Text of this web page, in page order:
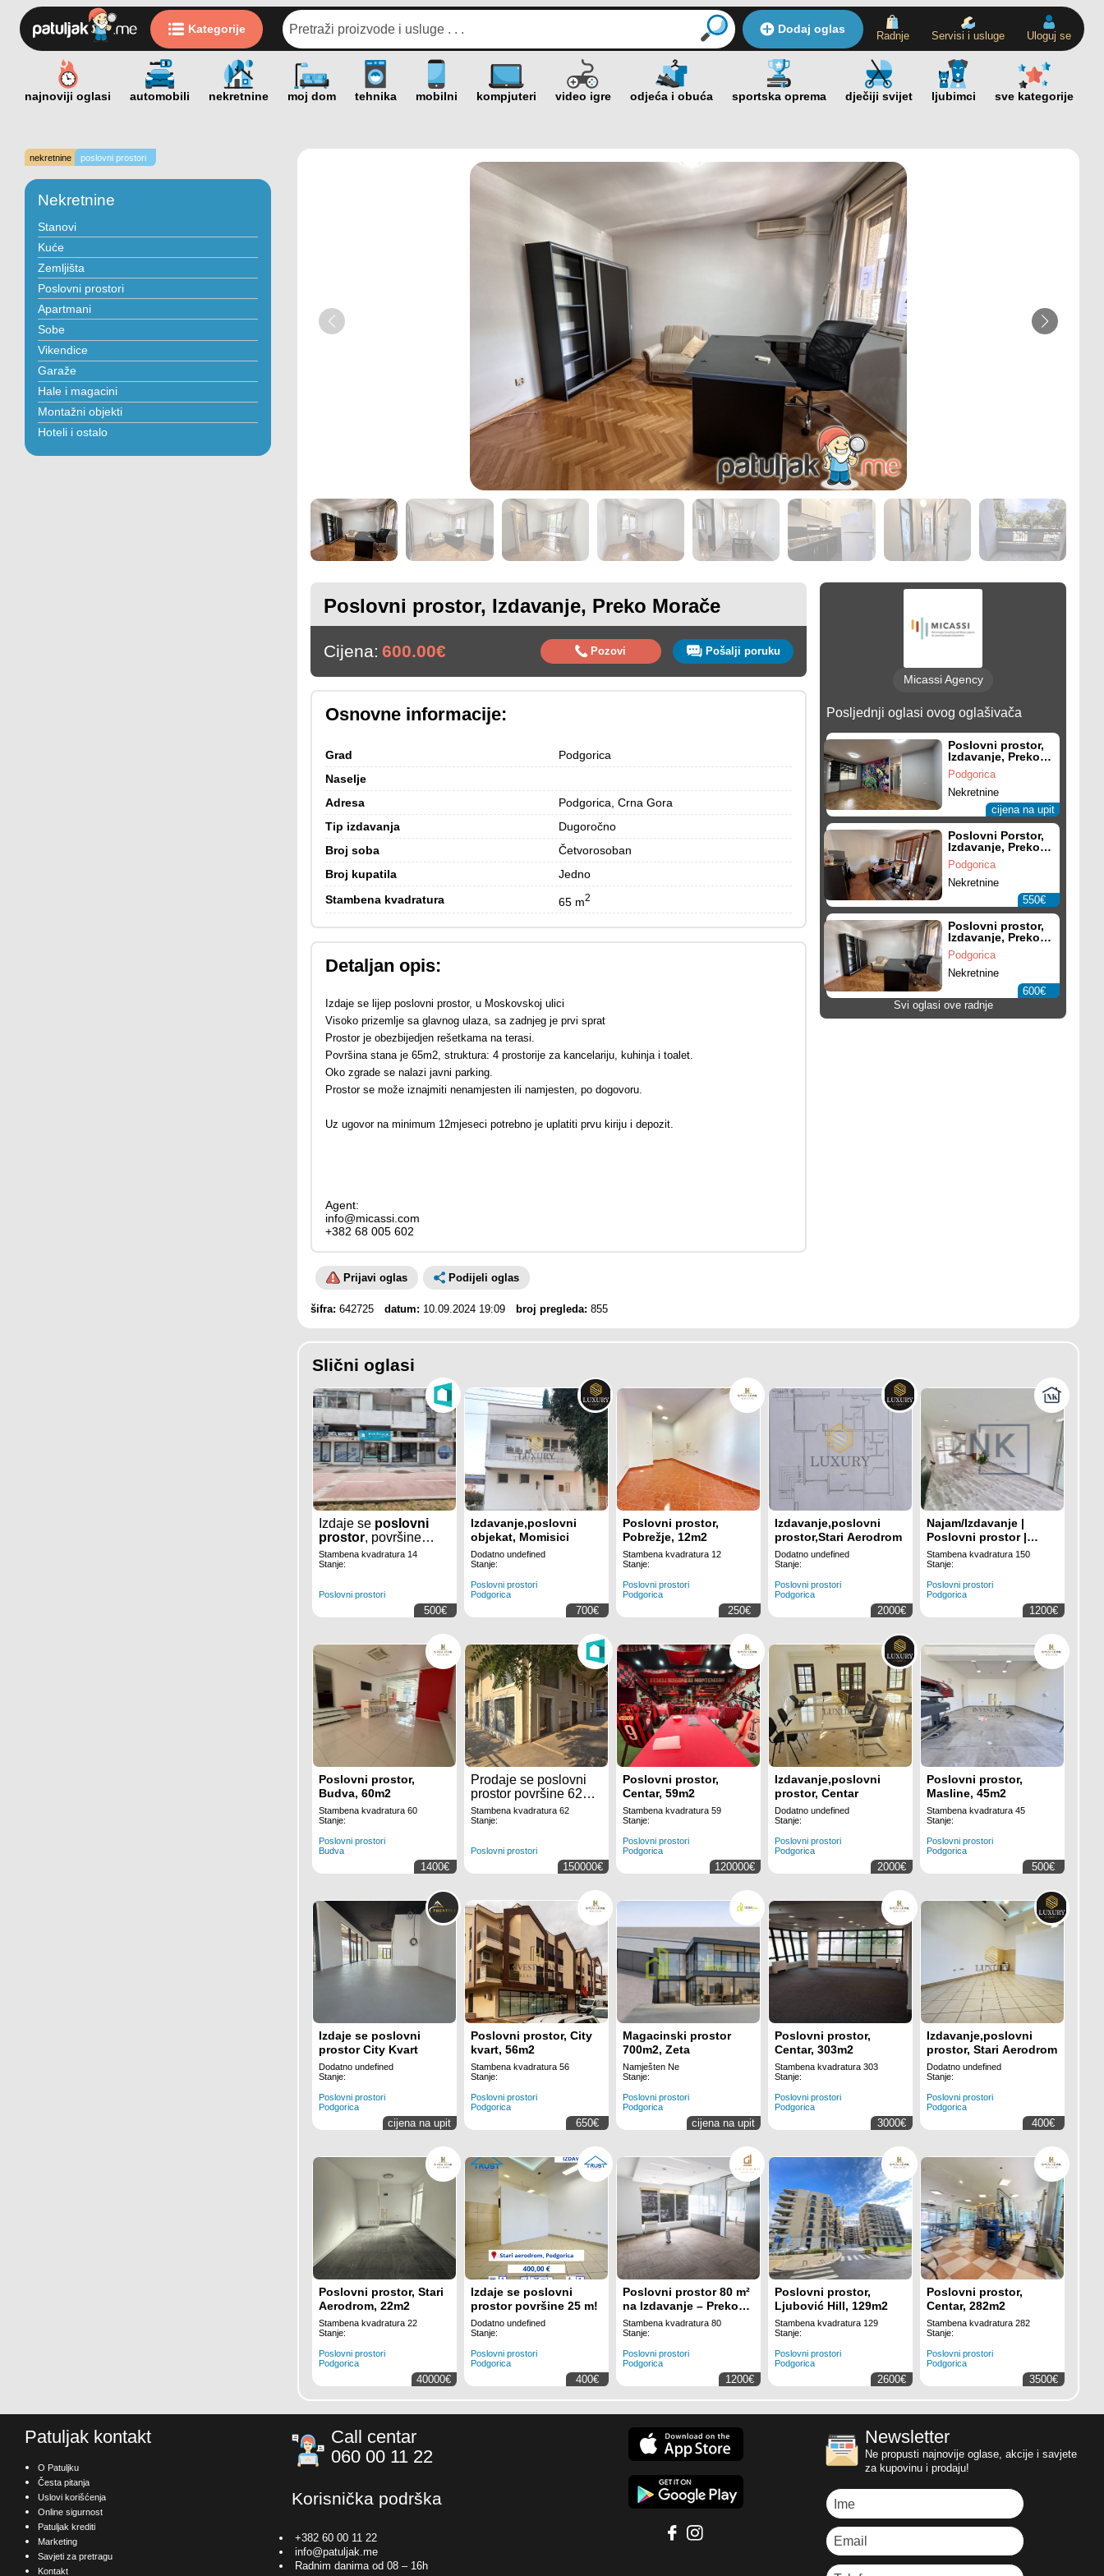
Kategorije Dodaj oglas
Radnje Servisi i usluge Uloguj se
nekretnine poslovni prostori
Nekretnine
Stanovi
Kuće
Zemljišta
Poslovni prostori
Apartmani
Sobe
Vikendice
Garaže
Hale i magacini
Montažni objekti
Hoteli i ostalo
Poslovni prostor, Izdavanje, Preko Morače
Cijena: 600.00€ Pozovi Pošalji poruku
Osnovne informacije:
Grad
Podgorica
Naselje
Adresa
Podgorica, Crna Gora
Tip izdavanja
Dugoročno
Broj soba
Četvorosoban
Broj kupatila
Jedno
Stambena kvadratura
65 m2
Detaljan opis:
Izdaje se lijep poslovni prostor, u Moskovskoj ulici
Visoko prizemlje sa glavnog ulaza, sa zadnjeg je prvi sprat
Prostor je obezbijedjen rešetkama na terasi.
Površina stana je 65m2, struktura: 4 prostorije za kancelariju, kuhinja i toalet.
Oko zgrade se nalazi javni parking.
Prostor se može iznajmiti nenamjesten ili namjesten, po dogovoru.
Uz ugovor na minimum 12mjeseci potrebno je uplatiti prvu kiriju i depozit.
Agent:
info@micassi.com
+382 68 005 602
Prijavi oglas Podijeli oglas
Micassi Agency
Posljednji oglasi ovog oglašivača
Poslovni prostor,
Izdavanje, Preko
Morače
Podgorica
Nekretnine
cijena na upit
Poslovni Porstor,
Izdavanje, Preko
Morače
Podgorica
Nekretnine
550€
Poslovni prostor,
Izdavanje, Preko
Morače
Podgorica
Nekretnine
600€
Svi oglasi ove radnje
šifra: 642725 datum: 10.09.2024 19:09 broj pregleda: 855
Slični oglasi
Izdaje se poslovni
prostor, površine
14m2, u dijelu grada
Preko
Stambena kvadratura 14
Stanje:
Poslovni prostori
500€
Izdavanje,poslovni
objekat, Momisici
Dodatno undefined
Stanje:
Poslovni prostori
Podgorica
700€
Poslovni prostor,
Pobrežje, 12m2
Stambena kvadratura 12
Stanje:
Poslovni prostori
Podgorica
250€
Izdavanje,poslovni
prostor,Stari Aerodrom
Dodatno undefined
Stanje:
Poslovni prostori
Podgorica
2000€
Najam/Izdavanje |
Poslovni prostor |
150m2 | Podgorica,
City Kvart
Stambena kvadratura 150
Stanje:
Poslovni prostori
Podgorica
1200€
Poslovni prostor,
Budva, 60m2
Stambena kvadratura 60
Stanje:
Poslovni prostori
Budva
1400€
Prodaje se poslovni
prostor površine 62m2
u naselju 1.maj preko
puta dječije bolnice u
Stambena kvadratura 62
Stanje:
Poslovni prostori
150000€
Poslovni prostor,
Centar, 59m2
Stambena kvadratura 59
Stanje:
Poslovni prostori
Podgorica
120000€
Izdavanje,poslovni
prostor, Centar
Dodatno undefined
Stanje:
Poslovni prostori
Podgorica
2000€
Poslovni prostor,
Masline, 45m2
Stambena kvadratura 45
Stanje:
Poslovni prostori
Podgorica
500€
Izdaje se poslovni
prostor City Kvart
Dodatno undefined
Stanje:
Poslovni prostori
Podgorica
cijena na upit
Poslovni prostor, City
kvart, 56m2
Stambena kvadratura 56
Stanje:
Poslovni prostori
Podgorica
650€
Magacinski prostor
700m2, Zeta
Namješten Ne
Stanje:
Poslovni prostori
Podgorica
cijena na upit
Poslovni prostor,
Centar, 303m2
Stambena kvadratura 303
Stanje:
Poslovni prostori
Podgorica
3000€
Izdavanje,poslovni
prostor, Stari Aerodrom
Dodatno undefined
Stanje:
Poslovni prostori
Podgorica
400€
Poslovni prostor, Stari
Aerodrom, 22m2
Stambena kvadratura 22
Stanje:
Poslovni prostori
Podgorica
40000€
Izdaje se poslovni
prostor površine 25 m!
Dodatno undefined
Stanje:
Poslovni prostori
Podgorica
400€
Poslovni prostor 80 m²
na Izdavanje – Preko
Morače, Podgorica
Stambena kvadratura 80
Stanje:
Poslovni prostori
Podgorica
1200€
Poslovni prostor,
Ljubović Hill, 129m2
Stambena kvadratura 129
Stanje:
Poslovni prostori
Podgorica
2600€
Poslovni prostor,
Centar, 282m2
Stambena kvadratura 282
Stanje:
Poslovni prostori
Podgorica
3500€
Patuljak kontakt
O Patuljku
Česta pitanja
Uslovi korišćenja
Online sigurnost
Patuljak krediti
Marketing
Savjeti za pretragu
Kontakt
Call centar
060 00 11 22
Korisnička podrška
+382 60 00 11 22
info@patuljak.me
Radnim danima od 08 – 16h
Newsletter
Ne propusti najnovije oglase, akcije i savjete
za kupovinu i prodaju!